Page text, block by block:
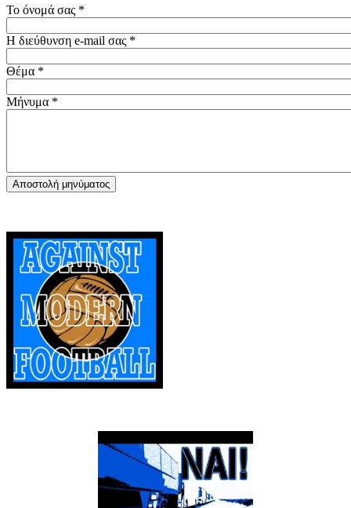
Το όνομά σας *
Η διεύθυνση e-mail σας *
Θέμα *
Μήνυμα *